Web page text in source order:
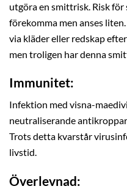
utgöra en smittrisk. Risk
förekomma men anses
via kläder eller redskap
men troligen har denna
Immunitet:
Infektion med visna-
neutraliserande
Trots detta kvarstår
livstid.
Överlevnad: